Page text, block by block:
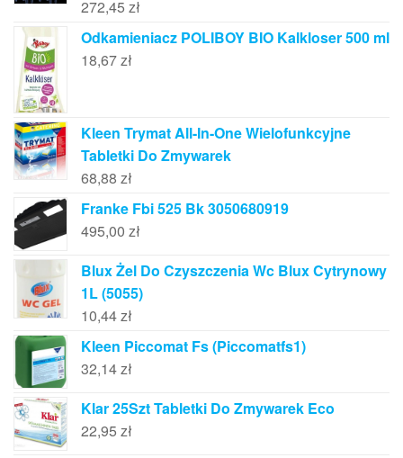
272,45 zł
Odkamieniacz POLIBOY BIO Kalkloser 500 ml
18,67zł
Kleen Trymat All-In-One Wielofunkcyjne
Tabletki Do Zmywarek
68,88 zł
Franke Fbi 525 Bk 3050680919
495,00 zł
Blux Żel Do Czyszczenia Wc Blux Cytrynowy
1L (5055)
10,44zł
Kleen Piccomat Fs (Piccomatfs1)
32,14zł
Klar 25Szt Tabletki Do Zmywarek Eco
22,95 zł